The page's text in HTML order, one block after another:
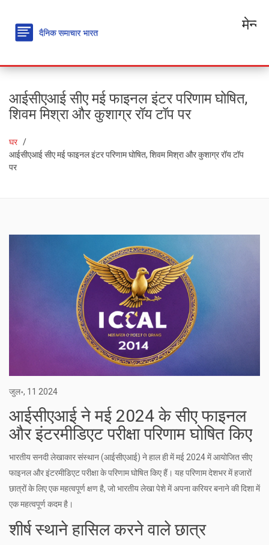
मेन्यू
आईसीएआई सीए मई फाइनल इंटर परिणाम घोषित,
शिवम मिश्रा और कुशाग्र रॉय टॉप पर
घर
आईसीएआई सीए मई फाइनल इंटर परिणाम घोषित, शिवम मिश्रा और कुशाग्र रॉय टॉप
पर
जुल॰, 11 2024
आईसीएआई ने मई 2024 के सीए फाइनल
और इंटरमीडिएट परीक्षा परिणाम घोषित किए
भारतीय सनदी लेखाकार संस्थान (आईसीएआई) ने हाल ही में मई 2024 में आयोजित सीए
फाइनल और इंटरमीडिएट परीक्षा के परिणाम घोषित किए हैं। यह परिणाम देशभर में हजारों
छात्रों के लिए एक महत्वपूर्ण क्षण है, जो भारतीय लेखा पेशे में अपना करियर बनाने की दिशा में
एक महत्वपूर्ण कदम है।
शीर्ष स्थाने हासिल करने वाले छात्र